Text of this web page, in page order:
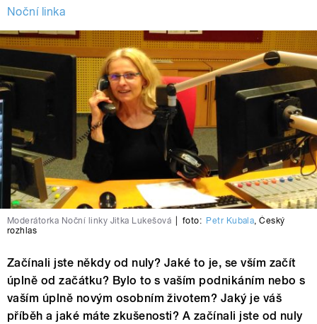
Noční linka
Moderátorka Noční linky Jitka Lukešová foto: Petr Kubala,Český
rozhlas
Začínali jste někdy od nuly? Jaké to je, se vším začít
úplně od začátku? Bylo to s vaším podnikáním nebo s
vaším úplně novým osobním životem? Jaký je váš
příběh a jaké máte zkušenosti? A začínali jste od nuly